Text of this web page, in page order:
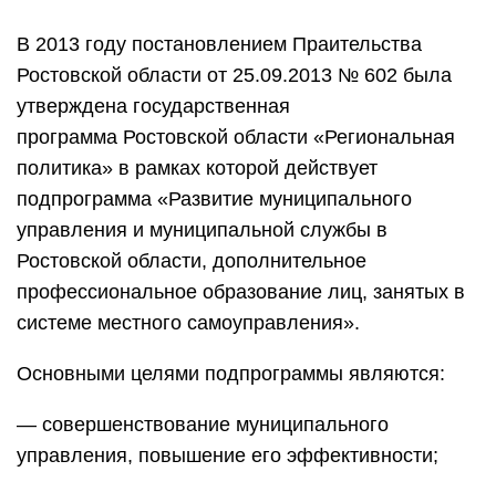
В 2013 году постановлением Праительства
Ростовской области от 25.09.2013 № 602 была
утверждена государственная
программа Ростовской области «Региональная
политика» в рамках которой действует
подпрограмма «Развитие муниципального
управления и муниципальной службы в
Ростовской области, дополнительное
профессиональное образование лиц, занятых в
системе местного самоуправления».
Основными целями подпрограммы являются:
— совершенствование муниципального
управления, повышение его эффективности;